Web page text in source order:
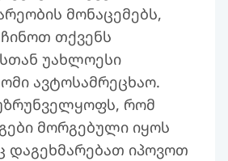
მონაცემებს,
თქვენს
უახლოესი
ავტოსამრეცხაო.
რომ
მორგებული იყოს
დაგეხმარებათ იპოვოთ